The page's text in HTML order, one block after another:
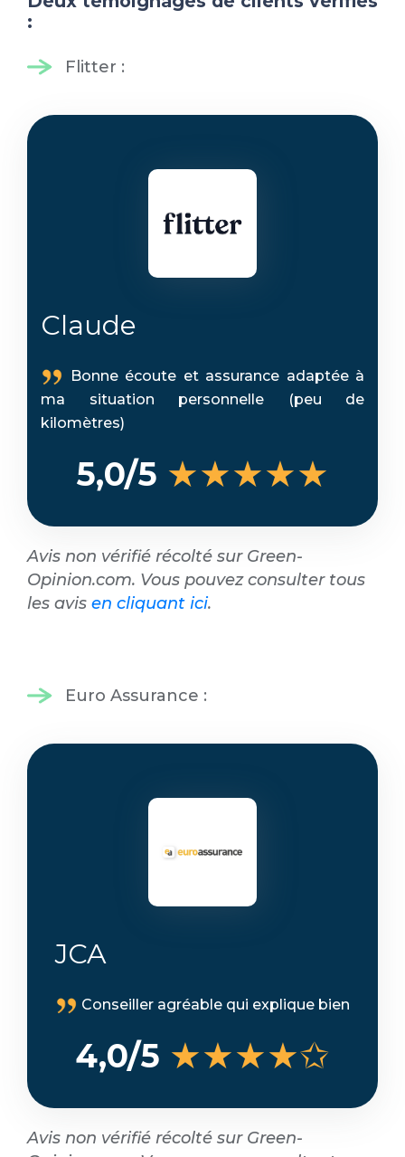
:
Flitter :
Claude
Bonne écoute et assurance adaptée à
ma situation personnelle (peu de
kilomètres)
5,0/5 ★★★★★
Avis non vérifié récolté sur Green-
Opinion.com. Vous pouvez consulter tous
les avis en cliquant ici.
Euro Assurance :
JCA
Conseiller agréable qui explique bien
4,0/5 ★★★★✩
Avis non vérifié récolté sur Green-